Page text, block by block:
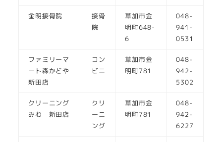
金明接骨院
接骨
院
草加市金
明町648-
6
048-
941-
0531
ファミリーマ
ート森かどや
新田店
コン
ビニ
草加市金
明町781
048-
942-
5302
クリーニング
みわ 新田店
クリ
ーニ
ング
草加市金
明町781
048-
942-
6227